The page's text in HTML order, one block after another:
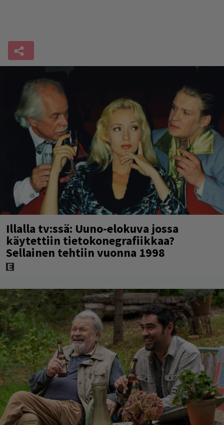
Illalla tv:ssä: Uuno-elokuva jossa
käytettiin tietokonegrafiikkaa?
Sellainen tehtiin vuonna 1998